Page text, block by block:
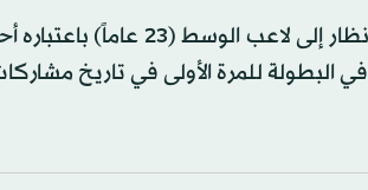
ومع اقتراب نهائيات كأس العالم
البطولة للمرة الأولى في تاريخ